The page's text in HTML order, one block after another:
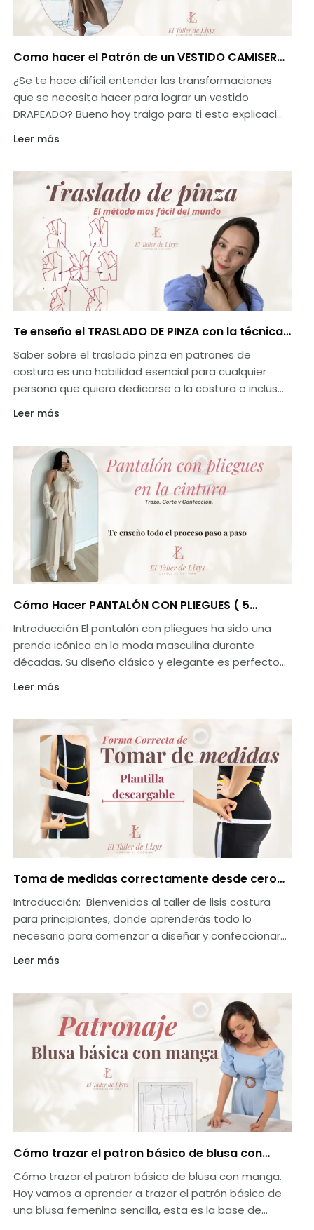
Como hacer el Patrón de un VESTIDO CAMISERO
¿Se te hace difícil entender las transformaciones
que se necesita hacer para lograr un vestido
DRAPEADO? Bueno hoy traigo para ti esta explicación
super clara donde podrás empezar a realizar el
simple y sencilla sin tanto rodeo.
Leer más
Te enseño el TRASLADO DE PINZA con la técnica
Saber sobre el traslado pinza en patrones de
costura es una habilidad esencial para cualquier
persona que quiera dedicarse a la costura o incluso
para aquellos que solo quieren hacer algunas
reparaciones o definiciones en su ropa. Las pinzas
busto y solo se usan en prendas femeninas.
Leer más
Cómo Hacer PANTALÓN CON PLIEGUES ( 5
Introducción El pantalón con pliegues ha sido una
prenda icónica en la moda masculina durante
décadas. Su diseño clásico y elegante es perfecto
para ocasiones
Leer más
Toma de medidas correctamente desde cero
Introducción: Bienvenidos al taller de lisis costura
para principiantes, donde aprenderás todo lo
necesario para comenzar a diseñar y confeccionar
tus propias prendas. En la
Leer más
Cómo trazar el patron básico de blusa con
Cómo trazar el patron básico de blusa con manga.
Hoy vamos a aprender a trazar el patrón básico de
una blusa femenina sencilla, esta es la base de